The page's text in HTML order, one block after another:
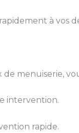
à vos
menuiserie,
intervention.
rapide.